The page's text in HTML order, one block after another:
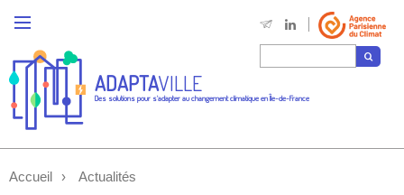
ADAPTAVILLE
Des solutions pour s'adapter au changement climatique en Île-de-France
Accueil Actualités